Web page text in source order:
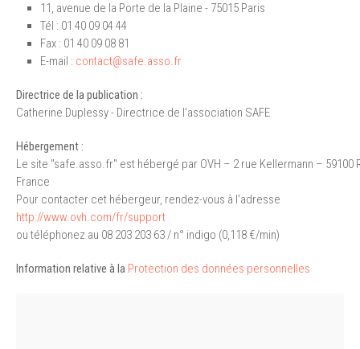
11, avenue de la Porte de la Plaine - 75015 Paris
Tél : 01 40 09 04 44
Fax : 01 40 09 08 81
E-mail : contact@safe.asso.fr
Directrice de la publication :
Catherine Duplessy - Directrice de l'association SAFE
Hébergement :
Le site "safe.asso.fr" est hébergé par OVH – 2 rue Kellermann – 59100
France
Pour contacter cet hébergeur, rendez-vous à l’adresse
http://www.ovh.com/fr/support
ou téléphonez au 08 203 203 63 / n° indigo (0,118 €/min)
Information relative à la Protection des données personnelles